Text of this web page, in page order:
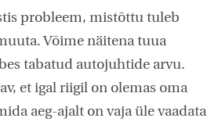
probleem, mistõttu tuleb
Võime näitena tuua
tabatud autojuhtide arvu.
et igal riigil on olemas oma
aeg-ajalt on vaja üle vaadata